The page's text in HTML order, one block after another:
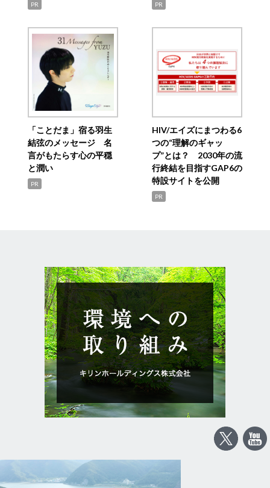
PR PR
「ことだま」宿る羽生
結弦のメッセージ 名
言がもたらす心の平穏
と潤い
PR
HIV/エイズにまつわる6
つの“理解のギャッ
プ”とは？ 2030年の流
行終結を目指すGAP6の
特設サイトを公開
PR